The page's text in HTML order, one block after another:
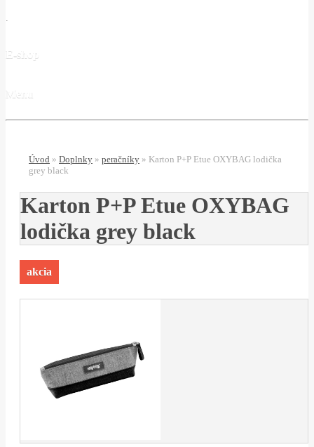
E-shop
Menu
Úvod » Doplnky » peračníky » Karton P+P Etue OXYBAG lodička
grey black
Karton P+P Etue OXYBAG
lodička grey black
akcia